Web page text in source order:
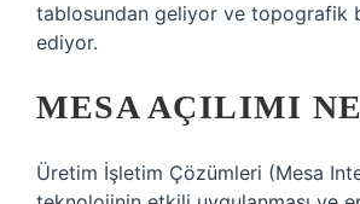
tablosundan geliyor ve topografik
ediyor.
MESA AÇILIMI
Üretim İşletim Çözümleri (Mesa